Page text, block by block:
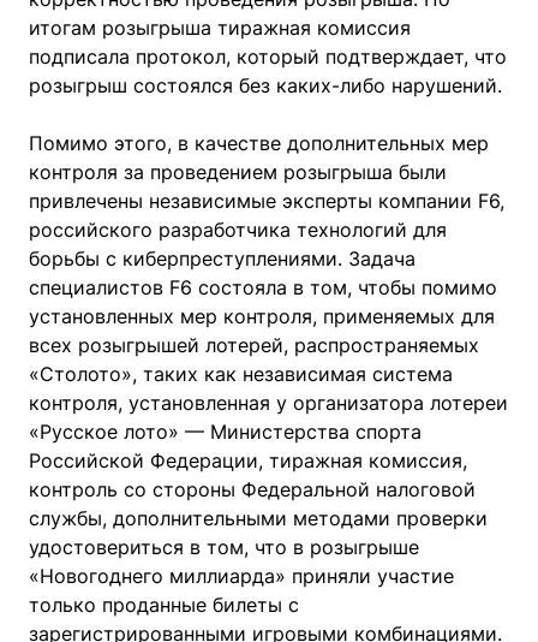
итогам розыгрыша тиражная комиссия
подписала протокол, который подтверждает, что
розыгрыш состоялся без каких-либо нарушений.
Помимо этого, в качестве дополнительных мер
контроля за проведением розыгрыша были
привлечены независимые эксперты компании F6,
российского разработчика технологий для
борьбы с киберпреступлениями. Задача
специалистов F6 состояла в том, чтобы помимо
установленных мер контроля, применяемых для
всех розыгрышей лотерей, распространяемых
«Столото», таких как независимая система
контроля, установленная у организатора лотереи
«Русское лото» — Министерства спорта
Российской Федерации, тиражная комиссия,
контроль со стороны Федеральной налоговой
службы, дополнительными методами проверки
удостовериться в том, что в розыгрыше
«Новогоднего миллиарда» приняли участие
только проданные билеты с
зарегистрированными игровыми комбинациями.